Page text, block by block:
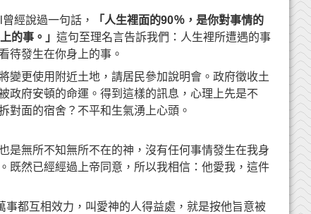
經說過一句話，
「人生裡面的90％，是你對事情的
的事。」這句至理名言告訴我們：人生裡所遭遇的事
待發生在你身上的事。
變更使用附近土地，請居民參加說明會。政府徵收土
政府安頓的命運。得到這樣的訊息，心理上先是不
對面的宿舍？不平和生氣湧上心頭。
是無所不知無所不在的神，沒有任何事情發生在我身
既然已經經過上帝同意，所以我相信：他愛我，這件
都互相效力，叫愛神的人得益處，就是按他旨意被